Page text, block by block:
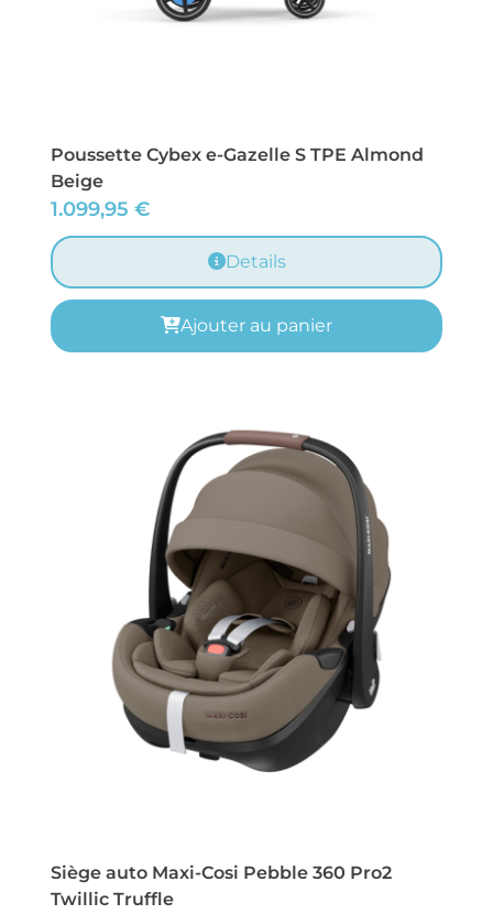
Poussette Cybex e-Gazelle S TPE Almond
Beige
1.099,95 €
Details
Ajouter au panier
Siège auto Maxi-Cosi Pebble 360 Pro2
Twillic Truffle